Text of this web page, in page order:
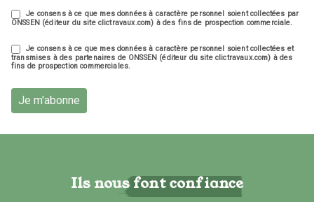
Je consens à ce que mes données à caractère personnel soient collectées par
ONSSEN (éditeur du site clictravaux.com) à des fins de prospection commerciale.
Je consens à ce que mes données à caractère personnel soient collectées et
transmises à des partenaires de ONSSEN (éditeur du site clictravaux.com) à des
fins de prospection commerciales.
Je m'abonne
Ils nous font confiance